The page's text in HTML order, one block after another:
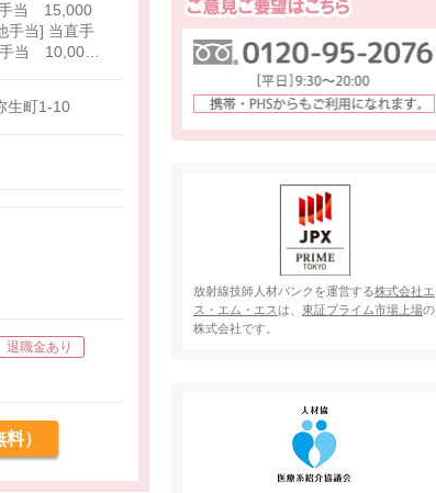
手当 15,000
当 10,000
生町1-10
退職金あり
）
放射線技師人材バンクを運営する株式会社エ
ス・エム・エスは、 東証プライム市場上場の
株式会社です。